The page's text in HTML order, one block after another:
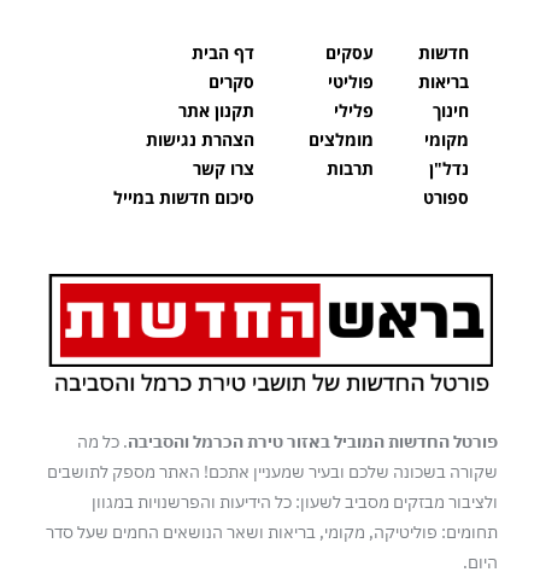
חדשות
בריאות
חינוך
מקומי
נדל"ן
ספורט
עסקים
פוליטי
פלילי
מומלצים
תרבות
דף הבית
סקרים
תקנון אתר
הצהרת נגישות
צרו קשר
סיכום חדשות במייל
פורטל החדשות המוביל באזור טירת הכרמל והסביבה. כל מה
שקורה בשכונה שלכם ובעיר שמעניין אתכם! האתר מספק לתושבים
ולציבור מבזקים מסביב לשעון: כל הידיעות והפרשנויות במגוון
תחומים: פוליטיקה, מקומי, בריאות ושאר הנושאים החמים שעל סדר
היום.